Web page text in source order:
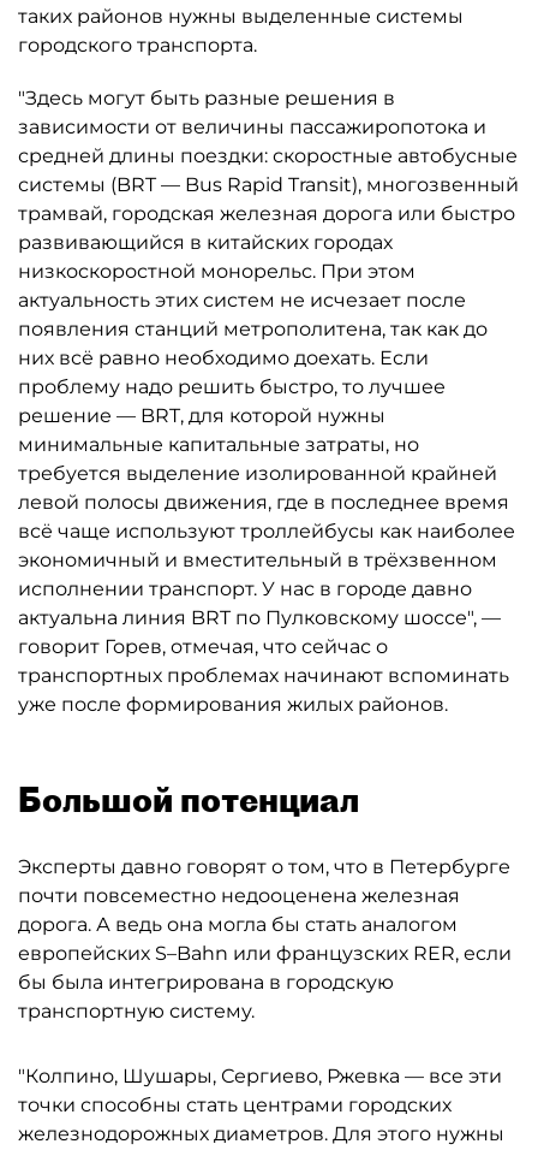
таких районов нужны выделенные системы
городского транспорта.
"Здесь могут быть разные решения в
зависимости от величины пассажиропотока и
средней длины поездки: скоростные автобусные
системы (BRT — Bus Rapid Transit), многозвенный
трамвай, городская железная дорога или быстро
развивающийся в китайских городах
низкоскоростной монорельс. При этом
актуальность этих систем не исчезает после
появления станций метрополитена, так как до
них всё равно необходимо доехать. Если
проблему надо решить быстро, то лучшее
решение — BRT, для которой нужны
минимальные капитальные затраты, но
требуется выделение изолированной крайней
левой полосы движения, где в последнее время
всё чаще используют троллейбусы как наиболее
экономичный и вместительный в трёхзвенном
исполнении транспорт. У нас в городе давно
актуальна линия BRT по Пулковскому шоссе", —
говорит Горев, отмечая, что сейчас о
транспортных проблемах начинают вспоминать
уже после формирования жилых районов.
Большой потенциал
Эксперты давно говорят о том, что в Петербурге
почти повсеместно недооценена железная
дорога. А ведь она могла бы стать аналогом
европейских S–Bahn или французских RER, если
бы была интегрирована в городскую
транспортную систему.
"Колпино, Шушары, Сергиево, Ржевка — все эти
точки способны стать центрами городских
железнодорожных диаметров. Для этого нужны